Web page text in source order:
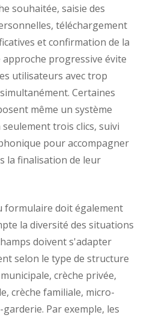
souhaitée, saisie des
téléchargement
et confirmation de la
approche progressive évite
utilisateurs avec trop
Certaines
même un système
trois clics, suivi
pour accompagner
la finalisation de leur
formulaire doit également
la diversité des situations
doivent s'adapter
selon le type de structure
crèche privée,
crèche familiale, micro-
Par exemple, les